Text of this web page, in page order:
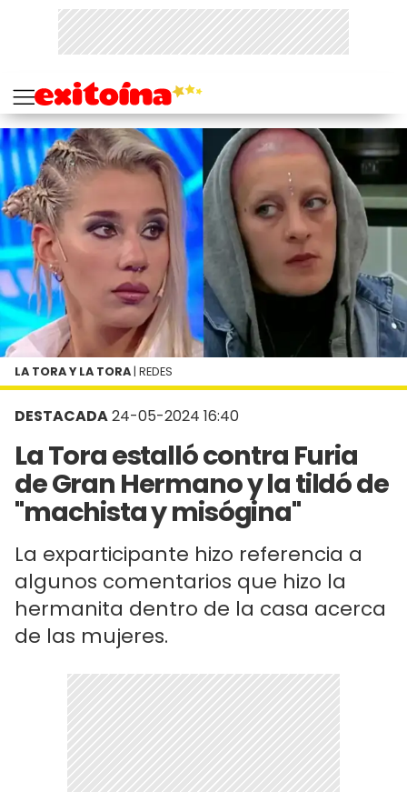
DESTACADA24-05-2024 16:40
La Tora estalló contra Furia
de Gran Hermano y la tildó de
"machista y misógina"
La exparticipante hizo referencia a
algunos comentarios que hizo la
hermanita dentro de la casa acerca
de las mujeres.
LA TORA Y LA TORA | REDES